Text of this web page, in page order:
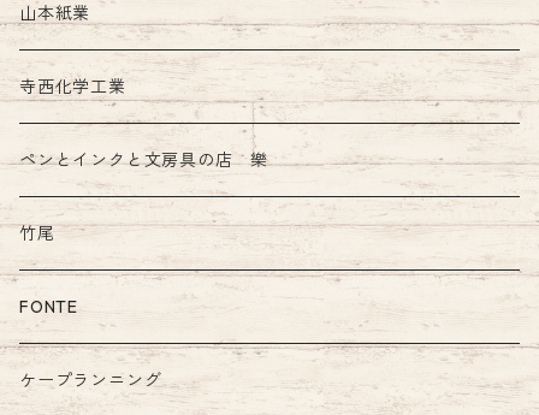
インク
ガラスペン
山本紙業
寺西化学工業
ペンとインクと文房具の店 樂
竹尾
FONTE
ケープランニング